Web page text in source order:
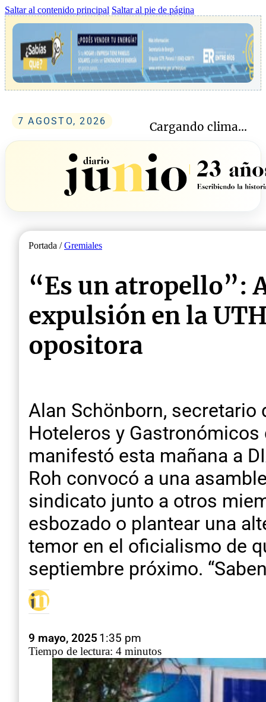
Saltar al contenido principal Saltar al pie de página
7 AGOSTO, 2026 Cargando clima...
Portada /Gremiales
“Es un atropello”:
expulsión en la
opositora
Alan Schönborn, secretario
Hoteleros y
manifestó esta mañana a
Roh convocó a una
sindicato junto a otros
esbozado o plantear una
temor en el oficialismo de
septiembre próximo.
9 mayo, 2025 1:35 pm
Tiempo de lectura: 4 minutos